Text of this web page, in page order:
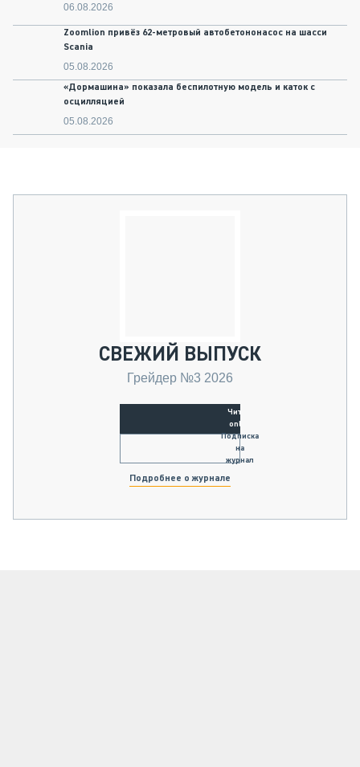
06.08.2026
Zoomlion привёз 62-метровый автобетононасос на шасси
Scania
05.08.2026
«Дормашина» показала беспилотную модель и каток с
осцилляцией
05.08.2026
СВЕЖИЙ ВЫПУСК
Грейдер №3 2026
Читать
online
Подписка
на
журнал
Подробнее о журнале